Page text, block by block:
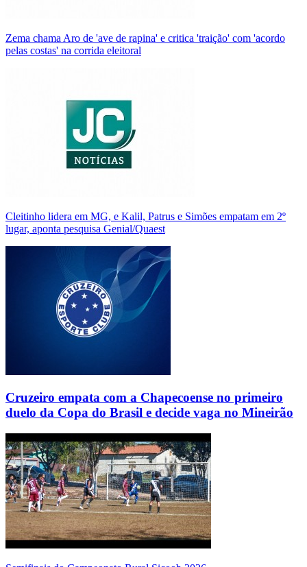
Zema chama Aro de 'ave de rapina' e critica 'traição' com 'acordo
pelas costas' na corrida eleitoral
Cleitinho lidera em MG, e Kalil, Patrus e Simões empatam em 2º
lugar, aponta pesquisa Genial/Quaest
Cruzeiro empata com a Chapecoense no primeiro
duelo da Copa do Brasil e decide vaga no Mineirão